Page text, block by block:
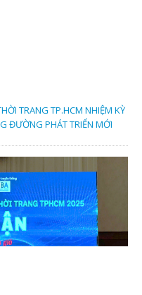
TRANG TP.HCM NHIỆM KỲ
ĐƯỜNG PHÁT TRIỂN MỚI